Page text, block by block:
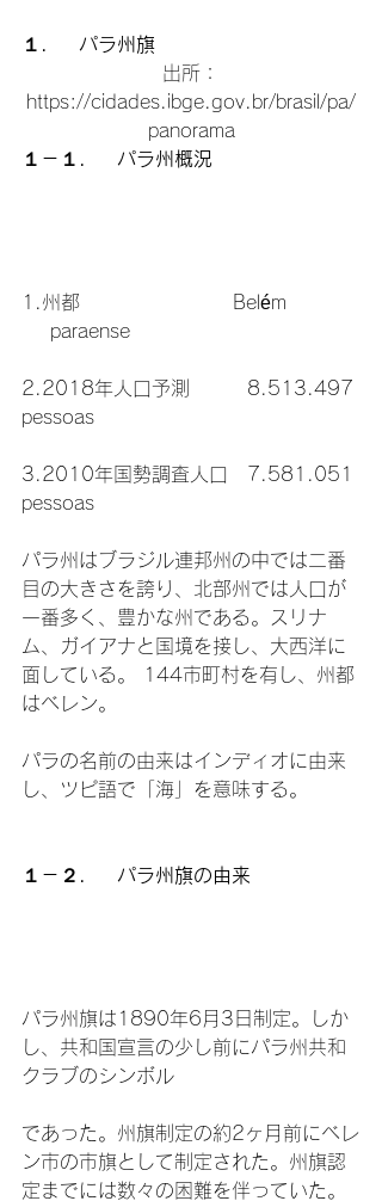
１．　パラ州旗
出所：
https://cidades.ibge.gov.br/brasil/pa/
panorama
１－１．　パラ州概況
1.州都　　　　　　　　Belém
paraense
2.2018年人口予測　　　8.513.497
pessoas
3.2010年国勢調査人口　7.581.051
pessoas
パラ州はブラジル連邦州の中では二番
目の大きさを誇り、北部州では人口が
一番多く、豊かな州である。スリナ
ム、ガイアナと国境を接し、大西洋に
面している。 144市町村を有し、州都
はベレン。
パラの名前の由来はインディオに由来
し、ツピ語で「海」を意味する。
１－２．　パラ州旗の由来
パラ州旗は1890年6月3日制定。しか
し、共和国宣言の少し前にパラ州共和
クラブのシンボル
であった。州旗制定の約2ヶ月前にベレ
ン市の市旗として制定された。州旗認
定までには数々の困難を伴っていた。